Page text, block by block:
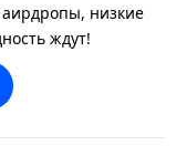
низкие
ждут!